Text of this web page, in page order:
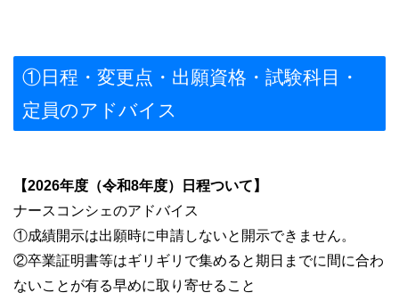
①日程・変更点・出願資格・試験科目・
定員のアドバイス
【2026年度（令和8年度）日程ついて】
ナースコンシェのアドバイス
①成績開示は出願時に申請しないと開示できません。
②卒業証明書等はギリギリで集めると期日までに間に合わ
ないことが有る早めに取り寄せること